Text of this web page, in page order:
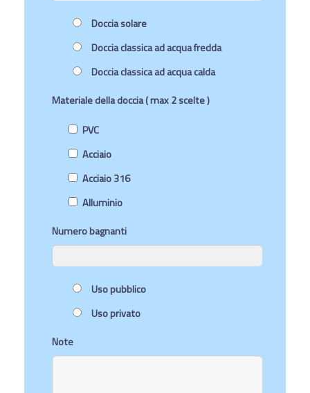
Doccia solare
Doccia classica ad acqua fredda
Doccia classica ad acqua calda
Materiale della doccia ( max 2 scelte )
PVC
Acciaio
Acciaio 316
Alluminio
Numero bagnanti
Uso pubblico
Uso privato
Note